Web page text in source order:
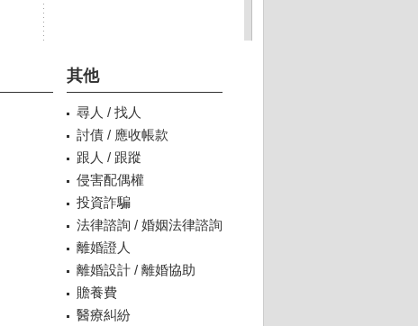
其他
尋人 / 找人
討債 / 應收帳款
跟人 / 跟蹤
侵害配偶權
投資詐騙
法律諮詢 / 婚姻法律諮詢
離婚證人
離婚設計 / 離婚協助
贍養費
醫療糾紛